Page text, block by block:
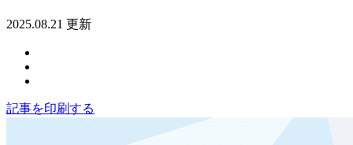
2025.08.21 更新
記事を印刷する